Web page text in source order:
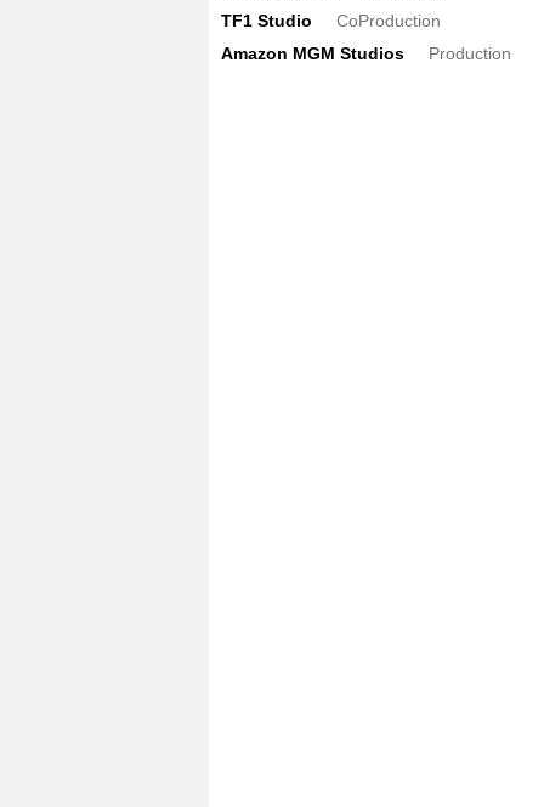
TF1 Studio
CoProduction
Amazon MGM Studios
Production